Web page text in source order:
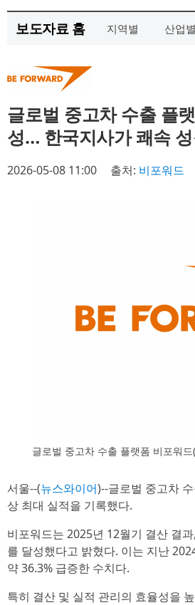
보도자료 홈 지역별 산업별
글로벌 중고차 수출 플
성… 한국지사가 쾌속 성
2026-05-08 11:00 출처: 비포워드
글로벌 중고차 수출 플랫폼 비포워
서울--(뉴스와이어)--글로벌 중고차
상 최대 실적을 기록했다.
비포워드는 2025년 12월기 결산 결
를 달성했다고 밝혔다. 이는 지난
약 36.3% 급증한 수치다.
특히 결산 및 실적 관리의 효율성을